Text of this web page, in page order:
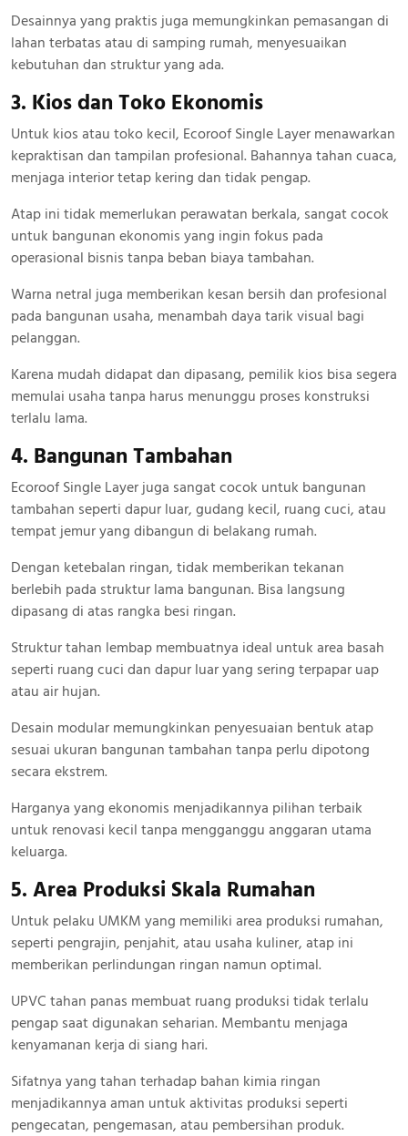
Desainnya yang praktis juga memungkinkan pemasangan di
lahan terbatas atau di samping rumah, menyesuaikan
kebutuhan dan struktur yang ada.
3. Kios dan Toko Ekonomis
Untuk kios atau toko kecil, Ecoroof Single Layer menawarkan
kepraktisan dan tampilan profesional. Bahannya tahan cuaca,
menjaga interior tetap kering dan tidak pengap.
Atap ini tidak memerlukan perawatan berkala, sangat cocok
untuk bangunan ekonomis yang ingin fokus pada
operasional bisnis tanpa beban biaya tambahan.
Warna netral juga memberikan kesan bersih dan profesional
pada bangunan usaha, menambah daya tarik visual bagi
pelanggan.
Karena mudah didapat dan dipasang, pemilik kios bisa segera
memulai usaha tanpa harus menunggu proses konstruksi
terlalu lama.
4. Bangunan Tambahan
Ecoroof Single Layer juga sangat cocok untuk bangunan
tambahan seperti dapur luar, gudang kecil, ruang cuci, atau
tempat jemur yang dibangun di belakang rumah.
Dengan ketebalan ringan, tidak memberikan tekanan
berlebih pada struktur lama bangunan. Bisa langsung
dipasang di atas rangka besi ringan.
Struktur tahan lembap membuatnya ideal untuk area basah
seperti ruang cuci dan dapur luar yang sering terpapar uap
atau air hujan.
Desain modular memungkinkan penyesuaian bentuk atap
sesuai ukuran bangunan tambahan tanpa perlu dipotong
secara ekstrem.
Harganya yang ekonomis menjadikannya pilihan terbaik
untuk renovasi kecil tanpa mengganggu anggaran utama
keluarga.
5. Area Produksi Skala Rumahan
Untuk pelaku UMKM yang memiliki area produksi rumahan,
seperti pengrajin, penjahit, atau usaha kuliner, atap ini
memberikan perlindungan ringan namun optimal.
UPVC tahan panas membuat ruang produksi tidak terlalu
pengap saat digunakan seharian. Membantu menjaga
kenyamanan kerja di siang hari.
Sifatnya yang tahan terhadap bahan kimia ringan
menjadikannya aman untuk aktivitas produksi seperti
pengecatan, pengemasan, atau pembersihan produk.